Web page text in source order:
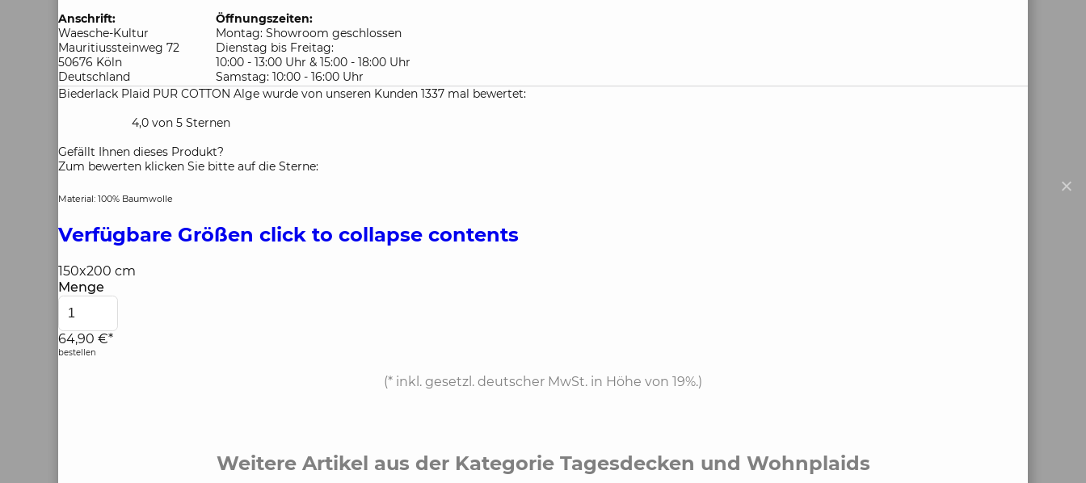
Anschrift:
Waesche-Kultur
Mauritiussteinweg 72
50676 Köln
Deutschland
Öffnungszeiten:
Montag: Showroom geschlossen
Dienstag bis Freitag:
10:00 - 13:00 Uhr & 15:00 - 18:00 Uhr
Samstag: 10:00 - 16:00 Uhr
Biederlack Plaid PUR COTTON Alge wurde von unseren Kunden 1337 mal bewertet:
4,0 von 5 Sternen
Gefällt Ihnen dieses Produkt?
Zum bewerten klicken Sie bitte auf die Sterne:
Material: 100% Baumwolle
Verfügbare Größen click to collapse contents
150x200 cm
Menge
64,90 €*
bestellen
(* inkl. gesetzl. deutscher MwSt. in Höhe von 19%.)
Weitere Artikel aus der Kategorie Tagesdecken und Wohnplaids